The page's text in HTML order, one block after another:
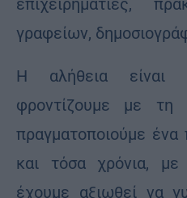
επιχειρηματίες,
γραφείων,
Η αλήθεια είναι
φροντίζουμε με
πραγματοποιούμε
και τόσα χρόνια,
έχουμε αξιωθεί να